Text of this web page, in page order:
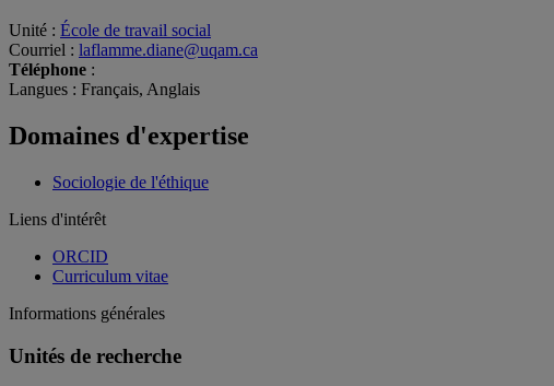
Unité : École de travail social
Courriel : laflamme.diane@uqam.ca
Téléphone :
Langues : Français, Anglais
Domaines d'expertise
Sociologie de l'éthique
Liens d'intérêt
ORCID
Curriculum vitae
Informations générales
Unités de recherche